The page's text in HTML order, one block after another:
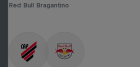
Red Bull Bragantino